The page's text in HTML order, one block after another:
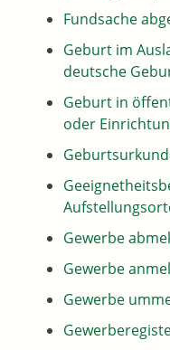
Fundsache
Geburt im
deutsche
Geburt in
oder
Gewerbe
Gewerbe
Gewerbe